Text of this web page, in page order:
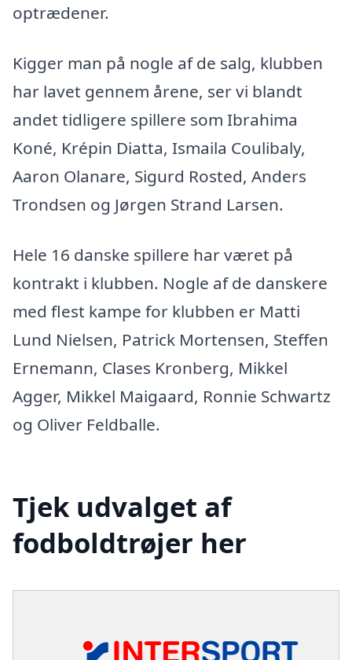
optrædener.
Kigger man på nogle af de salg, klubben
har lavet gennem årene, ser vi blandt
andet tidligere spillere som Ibrahima
Koné, Krépin Diatta, Ismaila Coulibaly,
Aaron Olanare, Sigurd Rosted, Anders
Trondsen og Jørgen Strand Larsen.
Hele 16 danske spillere har været på
kontrakt i klubben. Nogle af de danskere
med flest kampe for klubben er Matti
Lund Nielsen, Patrick Mortensen, Steffen
Ernemann, Clases Kronberg, Mikkel
Agger, Mikkel Maigaard, Ronnie Schwartz
og Oliver Feldballe.
Tjek udvalget af
fodboldtrøjer her